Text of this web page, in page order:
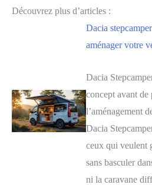
Découvrez plus d’articles :
Dacia
aménager votre
Dacia
concept avant de
l’aménagement
Dacia
ceux qui veulent
sans basculer
ni la caravane